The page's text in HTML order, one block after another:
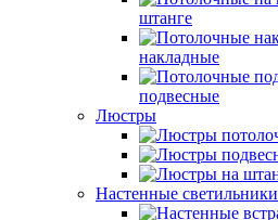
штанге
накладные
подвесные
Люстры
Настенные светильники